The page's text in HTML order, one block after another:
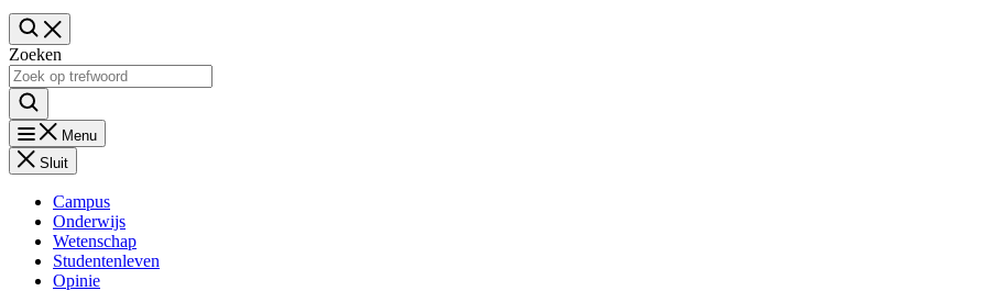
Zoeken
Menu
Sluit
Campus
Onderwijs
Wetenschap
Studentenleven
Opinie